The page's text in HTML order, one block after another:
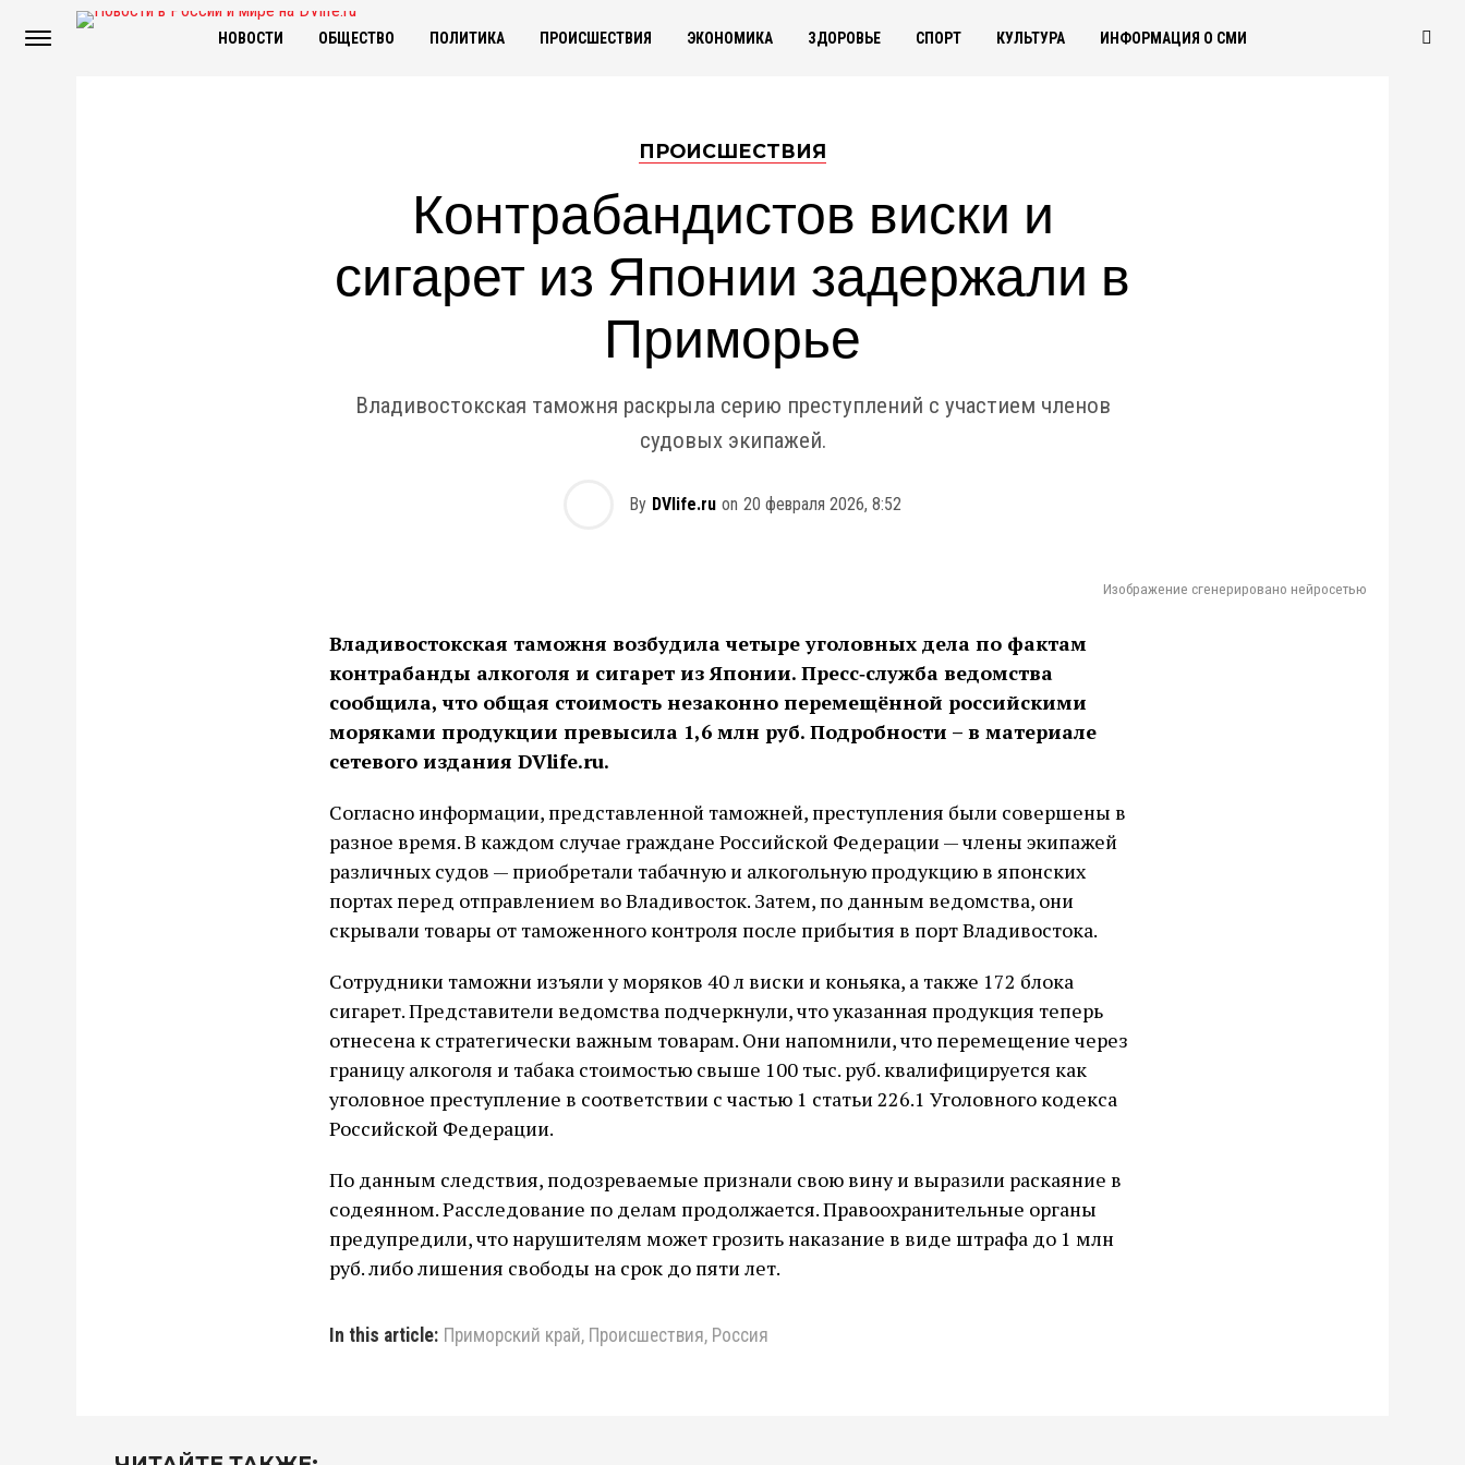
НОВОСТИ ОБЩЕСТВО ПОЛИТИКА ПРОИСШЕСТВИЯ ЭКОНОМИКА ЗДОРОВЬЕ СПОРТ КУЛЬТУРА ИНФОРМАЦИЯ О СМИ
ПРОИСШЕСТВИЯ
Контрабандистов виски и
сигарет из Японии задержали в
Приморье
Владивостокская таможня раскрыла серию преступлений с участием членов
судовых экипажей.
By DVlife.ru on 20 февраля 2026, 8:52
Изображение сгенерировано нейросетью
Владивостокская таможня возбудила четыре уголовных дела по фактам
контрабанды алкоголя и сигарет из Японии. Пресс‑служба ведомства
сообщила, что общая стоимость незаконно перемещённой российскими
моряками продукции превысила 1,6 млн руб. Подробности – в материале
сетевого издания DVlife.ru.
Согласно информации, представленной таможней, преступления были совершены в
разное время. В каждом случае граждане Российской Федерации — члены экипажей
различных судов — приобретали табачную и алкогольную продукцию в японских
портах перед отправлением во Владивосток. Затем, по данным ведомства, они
скрывали товары от таможенного контроля после прибытия в порт Владивостока.
Сотрудники таможни изъяли у моряков 40 л виски и коньяка, а также 172 блока
сигарет. Представители ведомства подчеркнули, что указанная продукция теперь
отнесена к стратегически важным товарам. Они напомнили, что перемещение через
границу алкоголя и табака стоимостью свыше 100 тыс. руб. квалифицируется как
уголовное преступление в соответствии с частью 1 статьи 226.1 Уголовного кодекса
Российской Федерации.
По данным следствия, подозреваемые признали свою вину и выразили раскаяние в
содеянном. Расследование по делам продолжается. Правоохранительные органы
предупредили, что нарушителям может грозить наказание в виде штрафа до 1 млн
руб. либо лишения свободы на срок до пяти лет.
In this article: Приморский край, Происшествия, Россия